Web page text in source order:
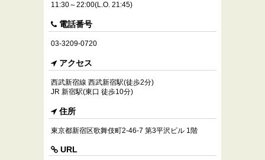
11:30～22:00(L.O. 21:45)
電話番号
03-3209-0720
アクセス
西武新宿線 西武新宿駅(徒歩2分)
JR 新宿駅(東口 徒歩10分)
住所
東京都新宿区歌舞伎町2-46-7 第3平沢ビル 1階
URL